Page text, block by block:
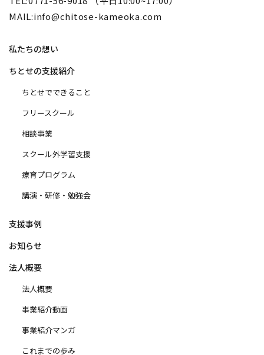
MAIL:info@chitose-kameoka.com
私たちの想い
ちとせの支援紹介
ちとせでできること
フリースクール
相談事業
スクール外学習支援
療育プログラム
講演・研修・勉強会
支援事例
お知らせ
法人概要
法人概要
事業紹介動画
事業紹介マンガ
これまでの歩み